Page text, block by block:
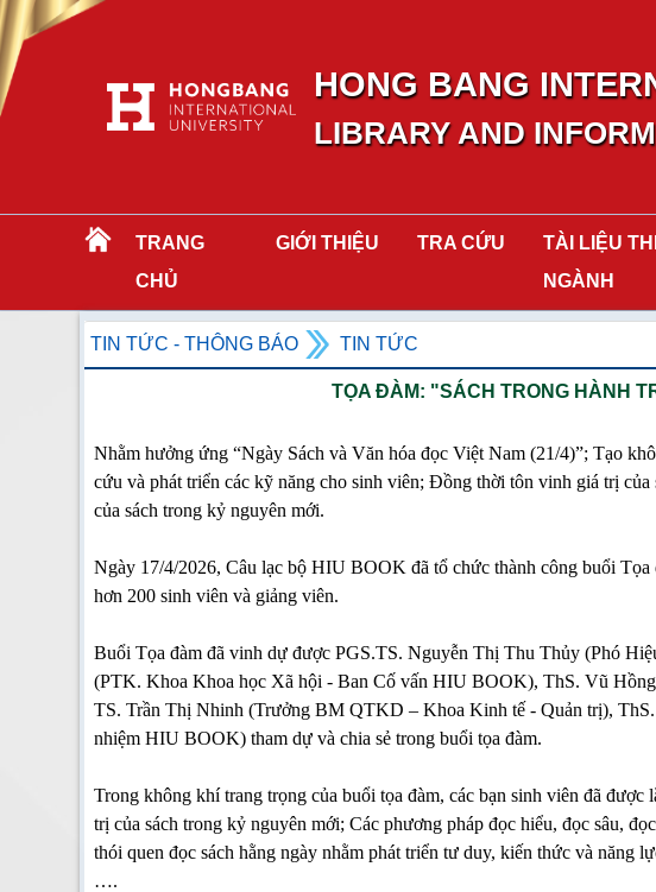
HONG BANG
LIBRARY AND
TRANG
CHỦ
GIỚI THIỆU TRA CỨU
TÀI LIỆU
NGÀNH
TIN TỨC - THÔNG BÁO TIN TỨC
TỌA ĐÀM: "SÁCH TRONG HÀNH
Nhằm hưởng ứng “Ngày Sách và Văn hóa đọc Việt Nam (21/4)”; Tạo
cứu và phát triển các kỹ năng cho sinh viên; Đồng thời tôn vinh giá trị
của sách trong kỷ nguyên mới.
Ngày 17/4/2026, Câu lạc bộ HIU BOOK đã tổ chức thành công buổi Tọa
hơn 200 sinh viên và giảng viên.
Buổi Tọa đàm đã vinh dự được PGS.TS. Nguyễn Thị Thu Thủy (Phó
(PTK. Khoa Khoa học Xã hội - Ban Cố vấn HIU BOOK), ThS. Vũ
TS. Trần Thị Nhinh (Trưởng BM QTKD – Khoa Kinh tế - Quản trị),
nhiệm HIU BOOK) tham dự và chia sẻ trong buổi tọa đàm.
Trong không khí trang trọng của buổi tọa đàm, các bạn sinh viên đã
trị của sách trong kỷ nguyên mới; Các phương pháp đọc hiểu, đọc sâu,
thói quen đọc sách hằng ngày nhằm phát triển tư duy, kiến thức và năng
….